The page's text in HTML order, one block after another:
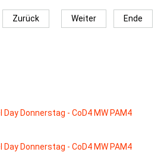
Zurück Weiter Ende
Day Donnerstag - CoD4 MW PAM4
Day Donnerstag - CoD4 MW PAM4